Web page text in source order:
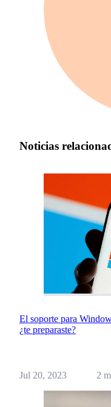
Noticias
El soporte para
¿te preparaste?
Jul 20, 2023 2